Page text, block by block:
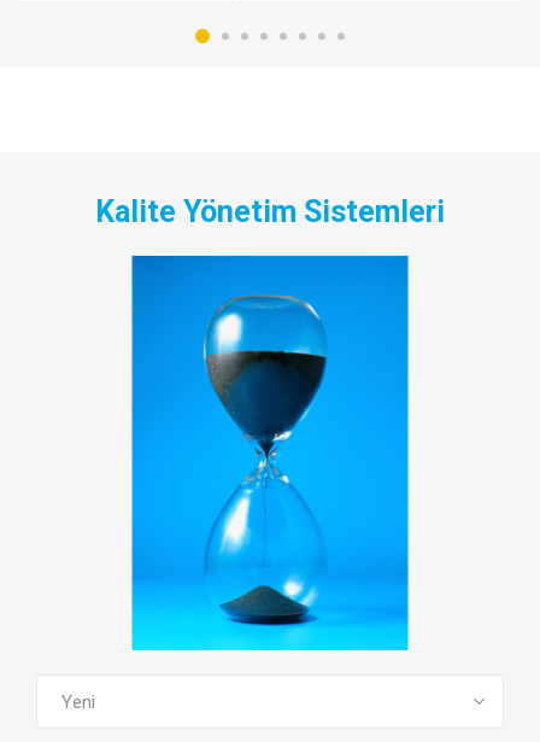
Kalite Yönetim Sistemleri
TÜM EĞITIMLERI GÖR